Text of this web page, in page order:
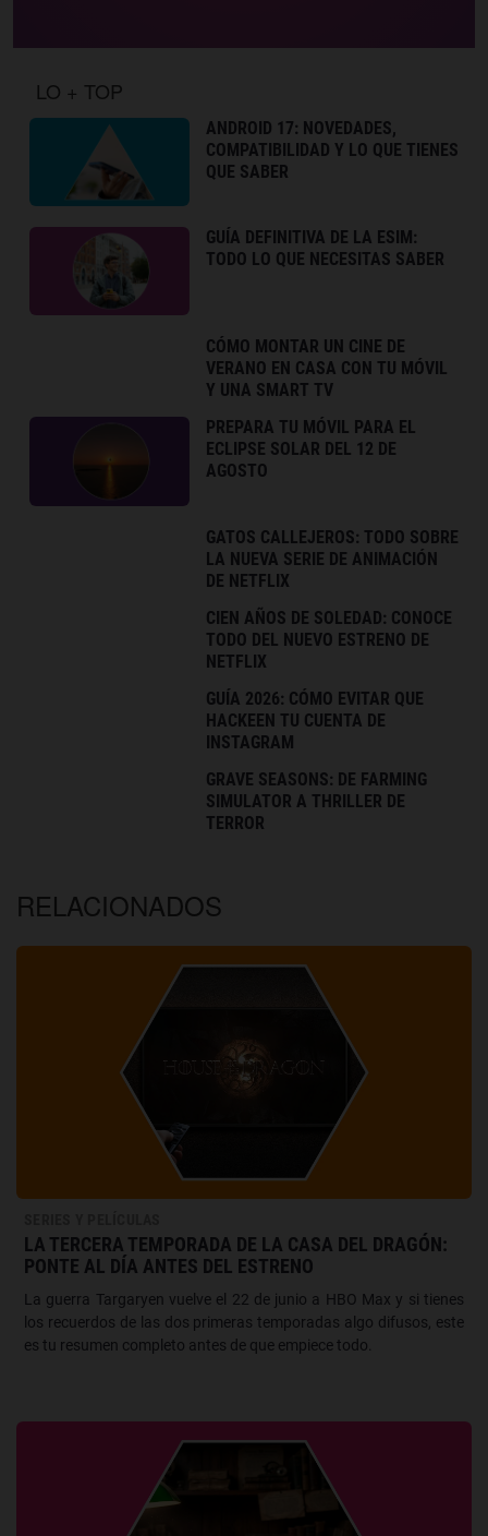
LO + TOP
ANDROID 17: NOVEDADES,
COMPATIBILIDAD Y LO QUE TIENES
QUE SABER
GUÍA DEFINITIVA DE LA ESIM:
TODO LO QUE NECESITAS SABER
CÓMO MONTAR UN CINE DE
VERANO EN CASA CON TU MÓVIL
Y UNA SMART TV
PREPARA TU MÓVIL PARA EL
ECLIPSE SOLAR DEL 12 DE
AGOSTO
GATOS CALLEJEROS: TODO SOBRE
LA NUEVA SERIE DE ANIMACIÓN
DE NETFLIX
CIEN AÑOS DE SOLEDAD: CONOCE
TODO DEL NUEVO ESTRENO DE
NETFLIX
GUÍA 2026: CÓMO EVITAR QUE
HACKEEN TU CUENTA DE
INSTAGRAM
GRAVE SEASONS: DE FARMING
SIMULATOR A THRILLER DE
TERROR
RELACIONADOS
LA TERCERA TEMPORADA DE LA CASA DEL DRAGÓN:
PONTE AL DÍA ANTES DEL ESTRENO
La guerra Targaryen vuelve el 22 de junio a HBO Max y si tienes
los recuerdos de las dos primeras temporadas algo difusos, este
es tu resumen completo antes de que empiece todo.